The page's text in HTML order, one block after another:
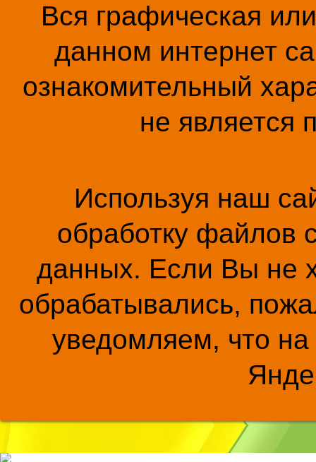
Вся графическая
данном интернет
ознакомительный
не является
Используя наш
обработку файлов
данных. Если Вы не
обрабатывались,
уведомляем, что на